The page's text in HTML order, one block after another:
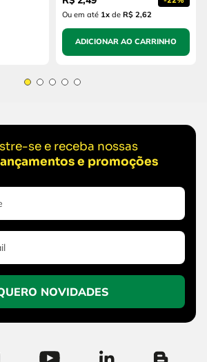
Ou em até 1x de R$ 2,62
ADICIONAR AO CARRINHO
se e receba nossas
e promoções
NOVIDADES